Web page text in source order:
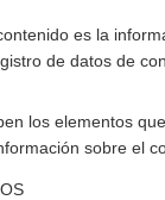
es la
de datos de
los elementos
sobre el